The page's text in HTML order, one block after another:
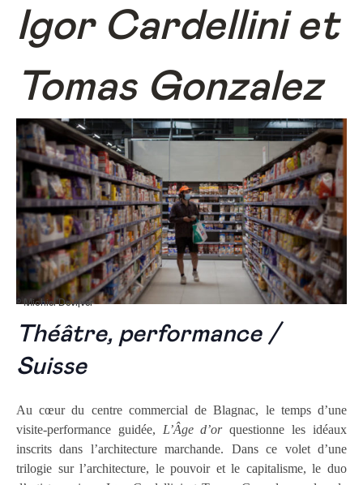
Igor Cardellini et
Tomas Gonzalez
© Michiel Devijver
Théâtre, performance /
Suisse
Au cœur du centre commercial de Blagnac, le temps d’une
visite-performance guidée, L’Âge d’orquestionne les idéaux
inscrits dans l’architecture marchande. Dans ce volet d’une
trilogie sur l’architecture, le pouvoir et le capitalisme, le duo